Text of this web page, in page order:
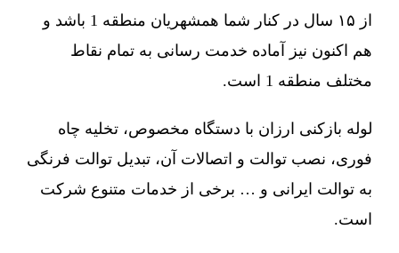
از ۱۵ سال در کنار شما همشهریان منطقه 1 باشد و
هم اکنون نیز آماده خدمت رسانی به تمام نقاط
مختلف منطقه 1 است.
لوله بازکنی ارزان با دستگاه مخصوص، تخلیه چاه
فوری، نصب توالت و اتصالات آن، تبدیل توالت فرنگی
به توالت ایرانی و … برخی از خدمات متنوع شرکت
است.